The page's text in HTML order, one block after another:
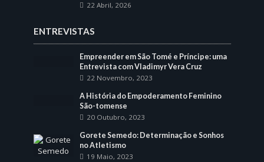
22 Abril, 2026
ENTREVISTAS
Empreender em São Tomé e Príncipe: uma
Entrevista com Vladimyr Vera Cruz
22 Novembro, 2023
A História do Empoderamento Feminino
São-tomense
20 Outubro, 2023
Gorete Semedo: Determinação e Sonhos
no Atletismo
19 Maio, 2023